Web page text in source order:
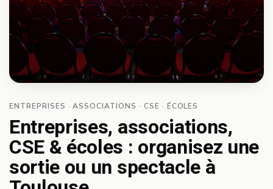
ENTREPRISES · ASSOCIATIONS · CSE · ÉCOLES
Entreprises, associations,
CSE & écoles : organisez une
sortie ou un spectacle à